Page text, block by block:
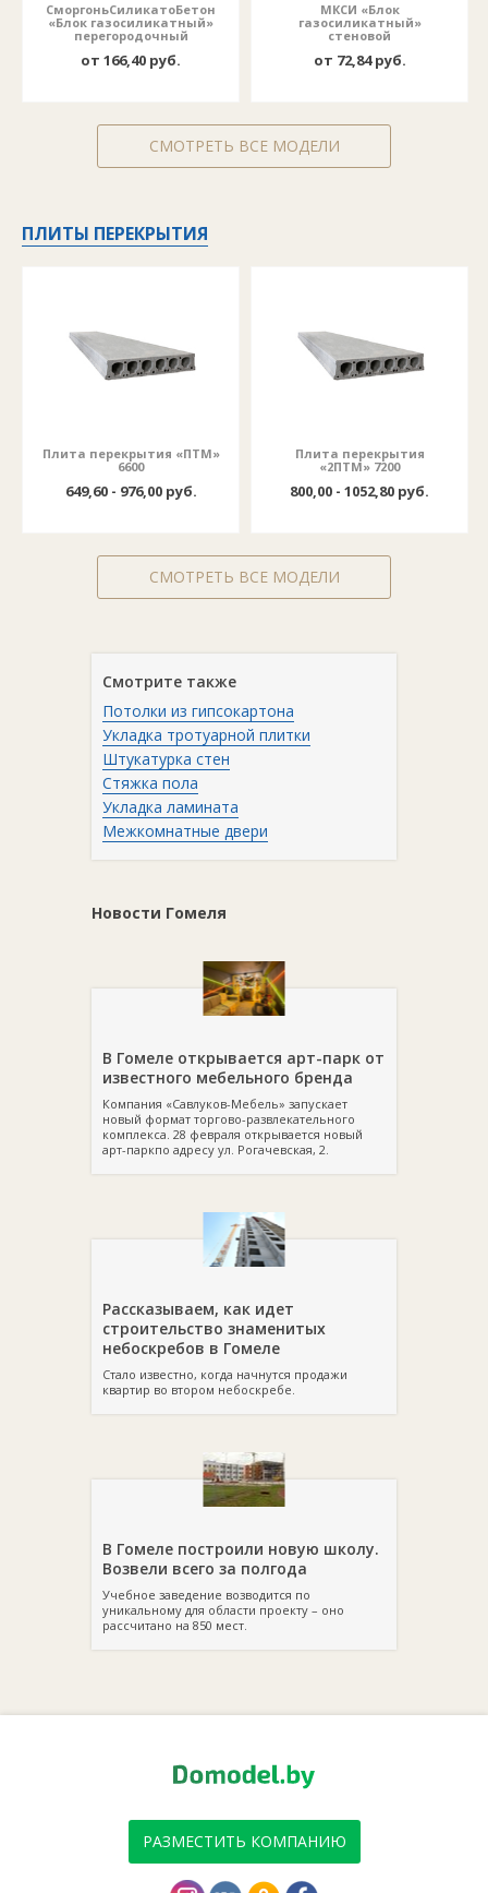
СморгоньСиликатоБетон
«Блок газосиликатный»
перегородочный
от 166,40 руб.
МКСИ «Блок
газосиликатный»
стеновой
от 72,84 руб.
СМОТРЕТЬ ВСЕ МОДЕЛИ
ПЛИТЫ ПЕРЕКРЫТИЯ
Плита перекрытия «ПТМ»
6600
649,60 - 976,00 руб.
Плита перекрытия
«2ПТМ» 7200
800,00 - 1052,80 руб.
СМОТРЕТЬ ВСЕ МОДЕЛИ
Смотрите также
Потолки из гипсокартона
Укладка тротуарной плитки
Штукатурка стен
Стяжка пола
Укладка ламината
Межкомнатные двери
Новости Гомеля
В Гомеле открывается арт-парк от
известного мебельного бренда
Компания «Савлуков-Мебель» запускает
новый формат торгово-развлекательного
комплекса. 28 февраля открывается новый
арт-паркпо адресу ул. Рогачевская, 2.
Рассказываем, как идет
строительство знаменитых
небоскребов в Гомеле
Стало известно, когда начнутся продажи
квартир во втором небоскребе.
В Гомеле построили новую школу.
Возвели всего за полгода
Учебное заведение возводится по
уникальному для области проекту – оно
рассчитано на 850 мест.
РАЗМЕСТИТЬ КОМПАНИЮ